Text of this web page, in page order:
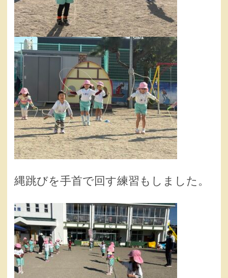
縄跳びを手首で回す練習もしました。